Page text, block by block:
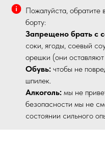
Пожалуйста, обратите
борту:
Запрещено брать с
соки, ягоды, соевый
орешки (они
Обувь: чтобы не
шпилек.
Алкоголь: мы не
безопасности мы не
состоянии сильного